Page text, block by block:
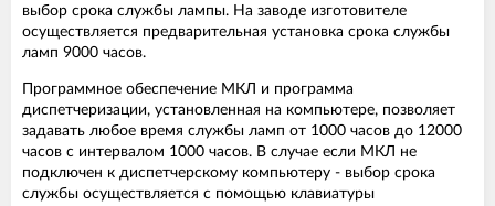
выбор срока службы лампы. На заводе изготовителе
осуществляется предварительная установка срока службы
ламп 9000 часов.
Программное обеспечение МКЛ и программа
диспетчеризации, установленная на компьютере, позволяет
задавать любое время службы ламп от 1000 часов до 12000
часов с интервалом 1000 часов. В случае если МКЛ не
подключен к диспетчерскому компьютеру - выбор срока
службы осуществляется с помощью клавиатуры